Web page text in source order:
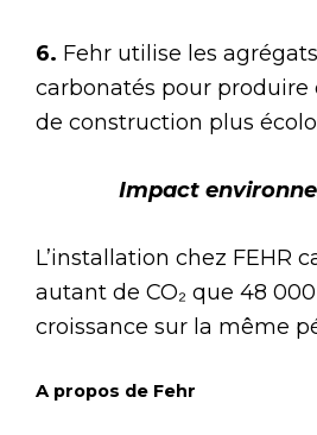
6. Fehr utilise les
carbonatés pour produire
de construction plus
Impact
L’installation chez FEHR
autant de CO₂ que 48
croissance sur la même
A propos de Fehr